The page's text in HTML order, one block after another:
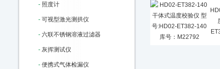
- 照度计
- 可视型激光测拱仪
- 六联不锈钢溶液过滤器
- 灰挥测试仪
- 便携式气体检漏仪